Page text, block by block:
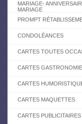
MARIAGE-
MARIAGE
PROMPT
CONDOLÉANCES
CARTES TOUTES
CARTES GASTRONOMIE
CARTES
CARTES MAQUETTES
CARTES PUBLICITAIRES